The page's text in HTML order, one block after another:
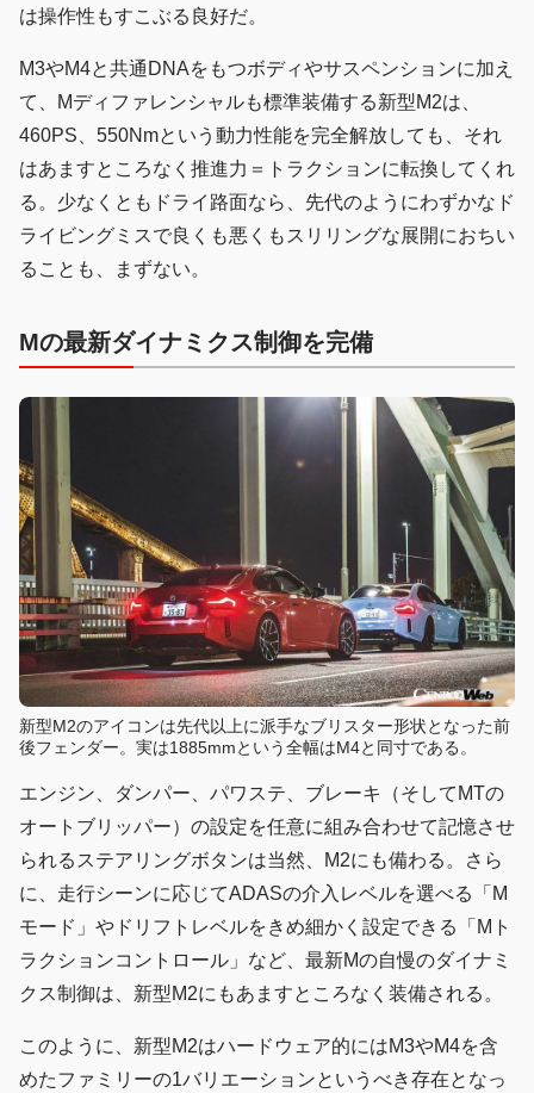
は操作性もすこぶる良好だ。
M3やM4と共通DNAをもつボディやサスペンションに加え
て、Mディファレンシャルも標準装備する新型M2は、
460PS、550Nmという動力性能を完全解放しても、それ
はあますところなく推進力＝トラクションに転換してくれ
る。少なくともドライ路面なら、先代のようにわずかなド
ライビングミスで良くも悪くもスリリングな展開におちい
ることも、まずない。
Mの最新ダイナミクス制御を完備
新型M2のアイコンは先代以上に派手なブリスター形状となった前
後フェンダー。実は1885mmという全幅はM4と同寸である。
エンジン、ダンパー、パワステ、ブレーキ（そしてMTの
オートブリッパー）の設定を任意に組み合わせて記憶させ
られるステアリングボタンは当然、M2にも備わる。さら
に、走行シーンに応じてADASの介入レベルを選べる「M
モード」やドリフトレベルをきめ細かく設定できる「Mト
ラクションコントロール」など、最新Mの自慢のダイナミ
クス制御は、新型M2にもあますところなく装備される。
このように、新型M2はハードウェア的にはM3やM4を含
めたファミリーの1バリエーションというべき存在となっ